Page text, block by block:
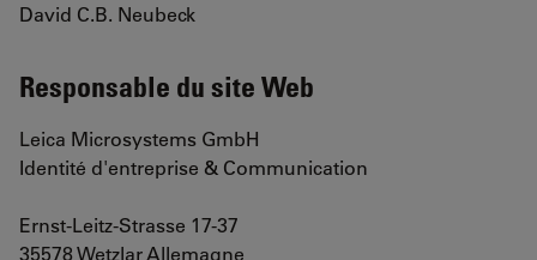
David C.B. Neubeck
Responsable du site Web
Leica Microsystems GmbH
Identité d'entreprise & Communication
Ernst-Leitz-Strasse 17-37
35578 Wetzlar Allemagne